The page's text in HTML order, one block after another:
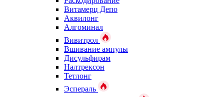
Витамерц Депо
Аквилонг
Алгоминал
Вивитрол
Вшивание ампулы
Дисульфирам
Налтрексон
Тетлонг
Эспераль